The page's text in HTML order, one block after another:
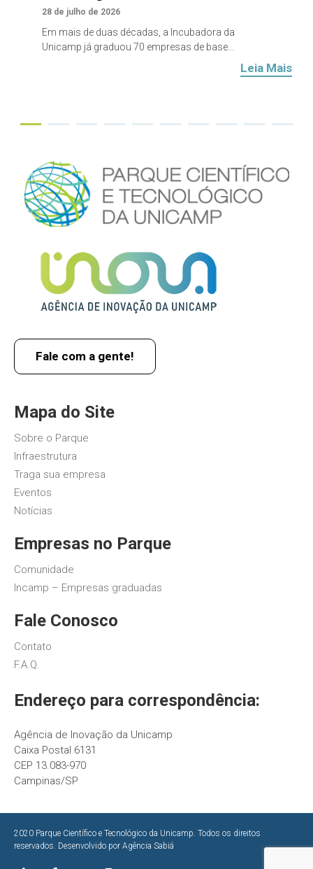
28 de julho de 2026
Em mais de duas décadas, a Incubadora da
Unicamp já graduou 70 empresas de base...
Leia Mais
Fale com a gente!
Mapa do Site
Sobre o Parque
Infraestrutura
Traga sua empresa
Eventos
Notícias
Empresas no Parque
Comunidade
Incamp – Empresas graduadas
Fale Conosco
Contato
F.A.Q.
Endereço para correspondência:
Agência de Inovação da Unicamp
Caixa Postal 6131
CEP 13.083-970
Campinas/SP
2020 Parque Científico e Tecnológico da Unicamp. Todos os direitos
reservados. Desenvolvido por Agência Sabiá